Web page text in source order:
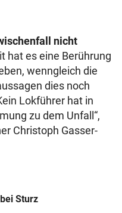
nicht
hat es eine Berührung
wenngleich die
dies noch
Lokführer hat in
zu dem Unfall“,
Christoph Gasser-
Sturz